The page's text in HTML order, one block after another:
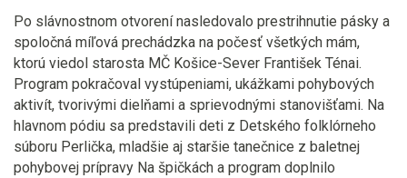
Po slávnostnom otvorení nasledovalo prestrihnutie pásky a
spoločná míľová prechádzka na počesť všetkých mám,
ktorú viedol starosta MČ Košice-Sever František Ténai.
Program pokračoval vystúpeniami, ukážkami pohybových
aktivít, tvorivými dielňami a sprievodnými stanovišťami. Na
hlavnom pódiu sa predstavili deti z Detského folklórneho
súboru Perlička, mladšie aj staršie tanečnice z baletnej
pohybovej prípravy Na špičkách a program doplnilo